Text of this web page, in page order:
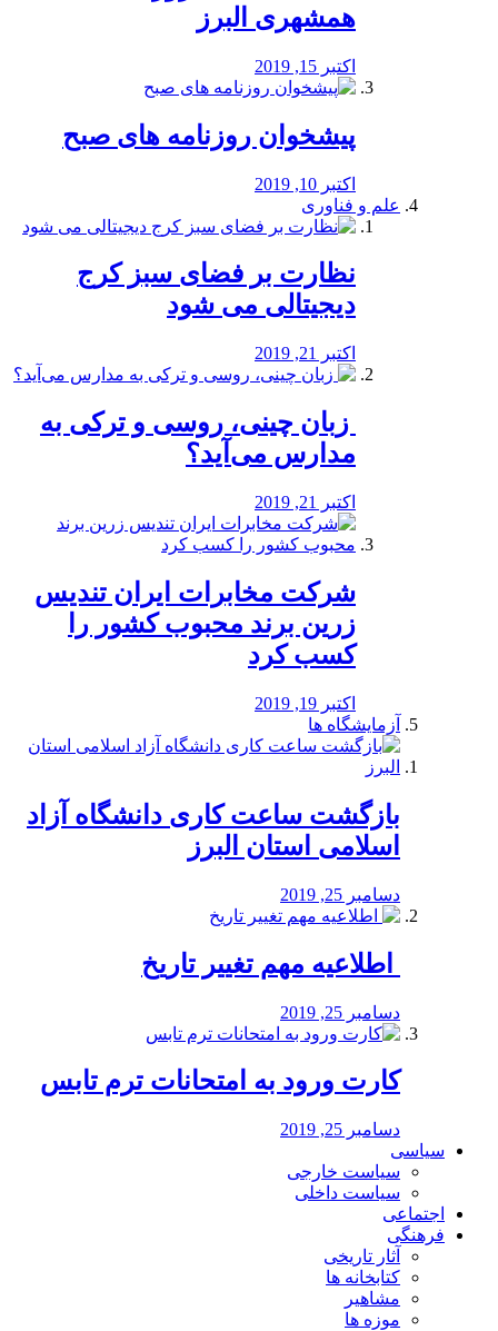
همشهری البرز
اکتبر 15, 2019
پیشخوان روزنامه های صبح
اکتبر 10, 2019
علم و فناوری
نظارت بر فضای سبز کرج
دیجیتالی می شود
اکتبر 21, 2019
️ زبان چینی، روسی و ترکی به
مدارس می‌آید؟
اکتبر 21, 2019
شرکت مخابرات ایران تندیس
زرین برند محبوب کشور را
کسب کرد
اکتبر 19, 2019
آزمایشگاه ها
بازگشت ساعت کاری دانشگاه آزاد
اسلامی استان البرز
دسامبر 25, 2019
️ اطلاعیه مهم تغییر تاریخ
دسامبر 25, 2019
کارت ورود به امتحانات ترم تابس
دسامبر 25, 2019
سیاسی
سیاست خارجی
سیاست داخلی
اجتماعی
فرهنگی
آثار تاریخی
کتابخانه ها
مشاهیر
موزه ها